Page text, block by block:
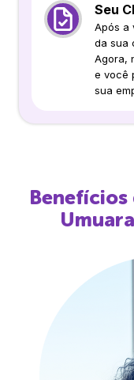
Seu
Após a
da sua
Agora,
e você
sua
Benefícios